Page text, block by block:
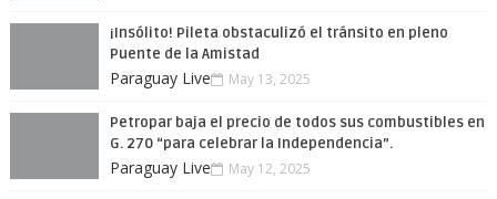
¡Insólito! Pileta obstaculizó el tránsito en pleno
Puente de la Amistad
Paraguay Live May 13, 2025
Petropar baja el precio de todos sus combustibles en
G. 270 “para celebrar la Independencia”.
Paraguay Live May 12, 2025